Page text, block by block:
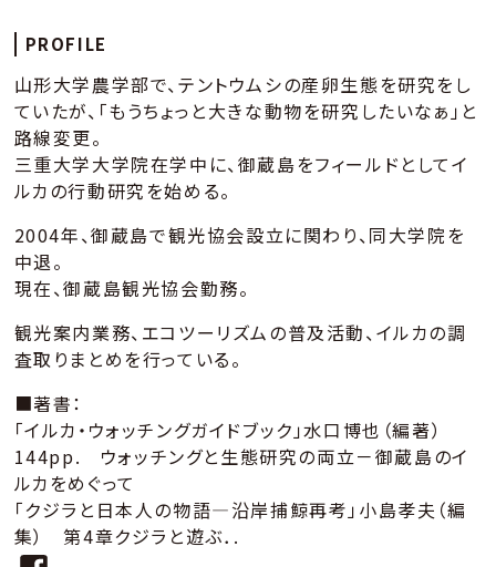
PROFILE
山形大学農学部で、テントウムシの産卵生態を研究をし
ていたが、「もうちょっと大きな動物を研究したいなぁ」と
路線変更。
三重大学大学院在学中に、御蔵島をフィールドとしてイ
ルカの行動研究を始める。
2004年、御蔵島で観光協会設立に関わり、同大学院を
中退。
現在、御蔵島観光協会勤務。
観光案内業務、エコツーリズムの普及活動、イルカの調
査取りまとめを行っている。
■著書：
「イルカ・ウォッチングガイドブック」水口博也（編著）
144pp. ウォッチングと生態研究の両立－御蔵島のイ
ルカをめぐって
「クジラと日本人の物語―沿岸捕鯨再考」小島孝夫（編
集） 第4章クジラと遊ぶ．.